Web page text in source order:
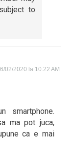
to
02/2020 la 10:22 AM
ma pot juca,
ca e mai